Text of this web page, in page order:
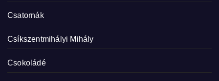
Csatornák
Csíkszentmihályi Mihály
Csokoládé